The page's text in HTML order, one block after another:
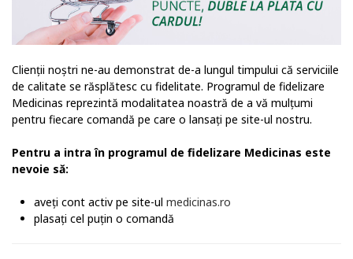
Clienții noștri ne-au demonstrat de-a lungul timpului că serviciile
de calitate se răsplătesc cu fidelitate. Programul de fidelizare
Medicinas reprezintă modalitatea noastră de a vă mulțumi
pentru fiecare comandă pe care o lansați pe site-ul nostru.
Pentru a intra în programul de fidelizare Medicinas este
nevoie să:
aveți cont activ pe site-ul medicinas.ro
plasați cel puțin o comandă